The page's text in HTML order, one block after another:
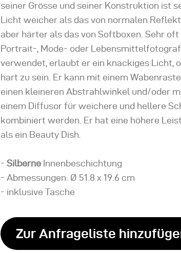
seiner Grösse und seiner Konstruktion ist
Licht weicher als das von normalen
aber härter als das von Softboxen. Sehr
Portrait-, Mode- oder
verwendet, erlaubt er ein knackiges Licht,
hart zu sein. Er kann mit einem
einen kleineren Abstrahlwinkel und/oder
einem Diffusor für weichere und hellere
kombiniert werden. Er hat eine höhere
als ein Beauty Dish.
-Silberne Innenbeschichtung
- Abmessungen: Ø 51.8 x 19.6 cm
- inklusive Tasche
Zur Anfrageliste